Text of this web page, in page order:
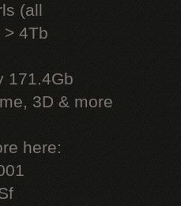
(all
4Tb
171.4Gb
3D & more
here: